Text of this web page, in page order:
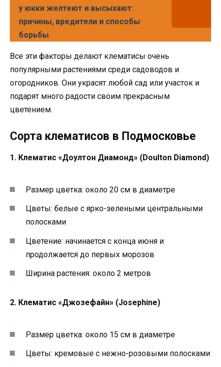
у юкки желтеют и высыхают:
причины, вредители и способы
борьбы
Все эти факторы делают клематисы очень
популярными растениями среди садоводов и
огородников. Они украсят любой сад или участок и
подарят много радости своим прекрасным
цветением.
Сорта клематисов в Подмосковье
1. Клематис «Доултон Диамонд» (Doulton Diamond)
Размер цветка: около 20 см в диаметре
Цветы: белые с ярко-зелеными центральными
полосками
Цветение: начинается с конца июня и
продолжается до первых морозов
Ширина растения: около 2 метров
2. Клематис «Джозефайн» (Josephine)
Размер цветка: около 15 см в диаметре
Цветы: кремовые с нежно-розовыми полосками